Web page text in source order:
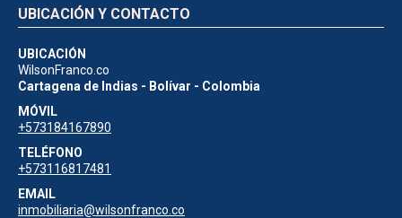
UBICACIÓN Y CONTACTO
UBICACIÓN
WilsonFranco.co
Cartagena de Indias - Bolívar - Colombia
MÓVIL
+573184167890
TELÉFONO
+573116817481
EMAIL
inmobiliaria@wilsonfranco.co